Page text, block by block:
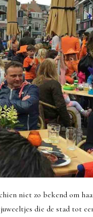
niet zo bekend om
die de stad tot